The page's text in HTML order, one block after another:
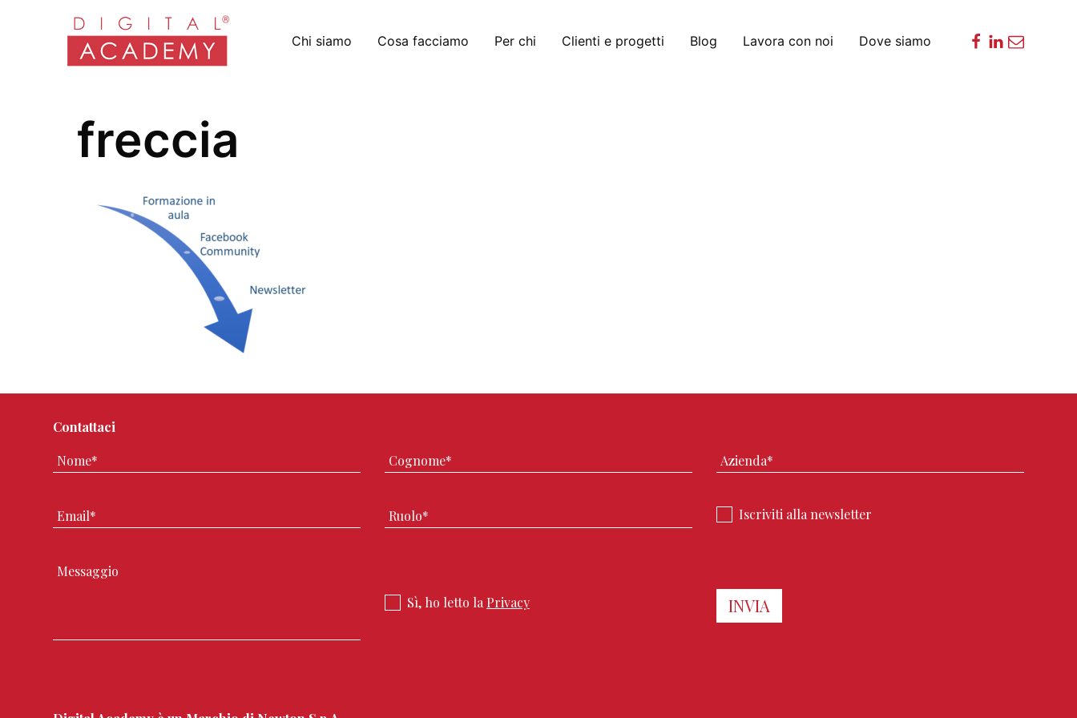
Chi siamo Cosa facciamo Per chi Clienti e progetti Blog Lavora con noi Dove siamo
freccia
Contattaci
Iscriviti alla newsletter
Sì, ho letto la Privacy